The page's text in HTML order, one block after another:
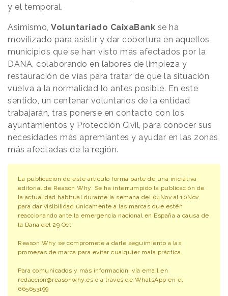
y el temporal.
Asimismo, Voluntariado CaixaBank se ha
movilizado para asistir y dar cobertura en aquellos
municipios que se han visto más afectados por la
DANA, colaborando en labores de limpieza y
restauración de vías para tratar de que la situación
vuelva a la normalidad lo antes posible. En este
sentido, un centenar voluntarios de la entidad
trabajarán, tras ponerse en contacto con los
ayuntamientos y Protección Civil, para conocer sus
necesidades más apremiantes y ayudar en las zonas
más afectadas de la región.
La publicación de este artículo forma parte de una iniciativa
editorial de Reason Why. Se ha interrumpido la publicación de
la actualidad habitual durante la semana del 04Nov al 10Nov.
para dar visibilidad únicamente a las marcas que estén
reaccionando ante la emergencia nacional en España a causa de
la Dana del 29 Oct.
Reason Why se compromete a darle seguimiento a las
promesas de marca para evitar cualquier mala práctica.
Para comunicados y más información: vía email en
redaccion@reasonwhy.es o a través de WhatsApp en el
665653199